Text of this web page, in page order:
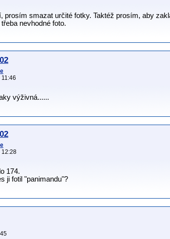
prosím smazat určité fotky. Taktéž prosím, aby
nevhodné foto.
výživná......
12:28
174.
ji fotil "panimandu"?